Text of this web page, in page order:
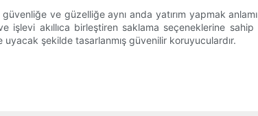
ve güzelliğe aynı anda yatırım yapmak
işlevi akıllıca birleştiren saklama seçeneklerine
uyacak şekilde tasarlanmış güvenilir koruyuculardır.